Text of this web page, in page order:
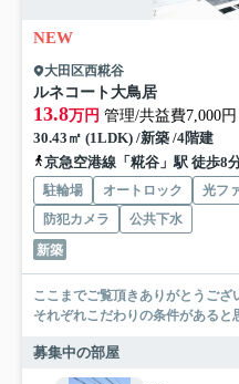
NEW
大田区西糀谷
ルネコート大鳥居
13.8万円 管理/共益費7,000円
30.43㎡ (1LDK) /新築 /4階建
京急空港線「糀谷」駅 徒歩8
駐輪場 オートロック 光フ
防犯カメラ
公共下水
新築
ここまでご覧頂きありがとうございます。 お部屋探しの際
それぞれこだわりの条件があると
募集中の部屋